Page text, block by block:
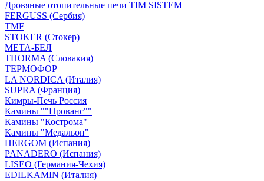
Дровяные отопительные печи TIM SISTEM
FERGUSS (Сербия)
TMF
STOKER (Стокер)
МЕТА-БЕЛ
THORMA (Словакия)
ТЕРМОФОР
LA NORDICA (Италия)
SUPRA (Франция)
Кимры-Печь Россия
Камины ""Прованс""
Камины "Кострома"
Камины "Медальон"
HERGOM (Испания)
PANADERO (Испания)
LISEO (Германия-Чехия)
EDILKAMIN (Италия)